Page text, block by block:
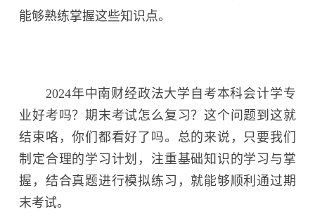
能够熟练掌握这些知识点。
2024年中南财经政法大学自考本科会计学专
业好考吗？期末考试怎么复习？这个问题到这就
结束咯，你们都看好了吗。总的来说，只要我们
制定合理的学习计划，注重基础知识的学习与掌
握，结合真题进行模拟练习，就能够顺利通过期
末考试。